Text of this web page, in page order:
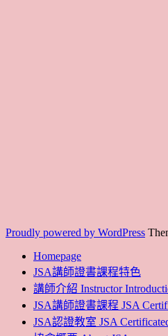
Proudly powered by WordPress
Homepage
JSA講師證書課程特色
講師介紹 Instructor
JSA講師證書課程 JSA
JSA認證教室 JSA